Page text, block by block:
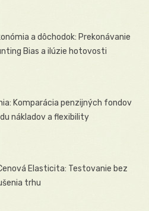
a dôchodok: Prekonávanie
Bias a ilúzie hotovosti
Komparácia penzijných fondov
nákladov a flexibility
Elasticita: Testovanie bez
trhu